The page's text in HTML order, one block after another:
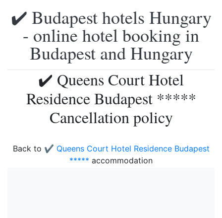
✔️ Budapest hotels Hungary
- online hotel booking in
Budapest and Hungary
✔️ Queens Court Hotel
Residence Budapest *****
Cancellation policy
Back to ✔️ Queens Court Hotel Residence Budapest
***** accommodation